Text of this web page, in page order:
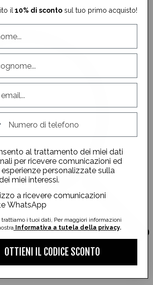
il 10% di scontosul tuo primo acquisto!
al trattamento dei miei dati
per ricevere comunicazioni ed
personalizzate sulla
miei interessi.
a ricevere comunicazioni
WhatsApp
trattiamo i tuoi dati, Per maggiori informazioni
Informativa a tutela della privacy.
OTTIENI IL CODICE SCONTO